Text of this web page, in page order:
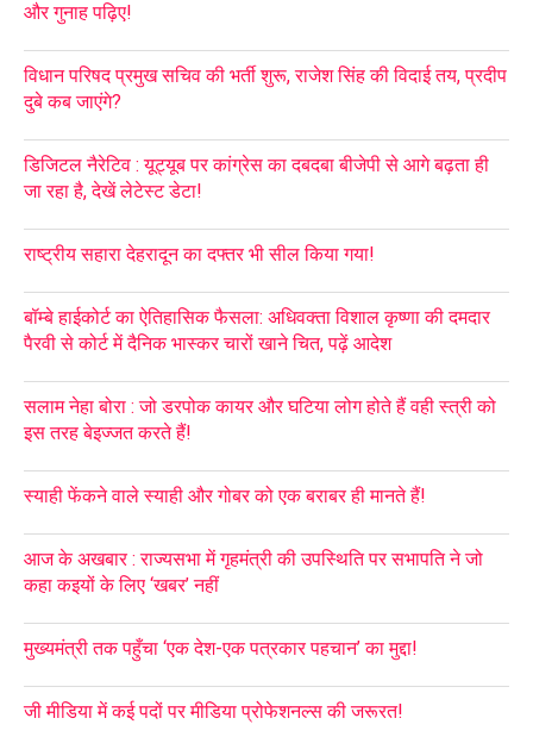
और गुनाह पढ़िए!
विधान परिषद प्रमुख सचिव की भर्ती शुरू, राजेश सिंह की विदाई तय, प्रदीप
दुबे कब जाएंगे?
डिजिटल नैरेटिव : यूट्यूब पर कांग्रेस का दबदबा बीजेपी से आगे बढ़ता ही
जा रहा है, देखें लेटेस्ट डेटा!
राष्ट्रीय सहारा देहरादून का दफ्तर भी सील किया गया!
बॉम्बे हाईकोर्ट का ऐतिहासिक फैसला: अधिवक्ता विशाल कृष्णा की दमदार
पैरवी से कोर्ट में दैनिक भास्कर चारों खाने चित, पढ़ें आदेश
सलाम नेहा बोरा : जो डरपोक कायर और घटिया लोग होते हैं वही स्त्री को
इस तरह बेइज्जत करते हैं!
स्याही फेंकने वाले स्याही और गोबर को एक बराबर ही मानते हैं!
आज के अखबार : राज्यसभा में गृहमंत्री की उपस्थिति पर सभापति ने जो
कहा कइयों के लिए ‘खबर’ नहीं
मुख्यमंत्री तक पहुँचा ‘एक देश-एक पत्रकार पहचान’ का मुद्दा!
जी मीडिया में कई पदों पर मीडिया प्रोफेशनल्स की जरूरत!